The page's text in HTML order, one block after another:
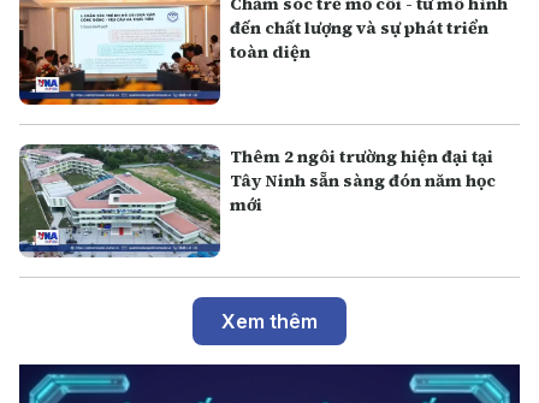
đến chất lượng và sự phát triển
toàn diện
Thêm 2 ngôi trường hiện đại tại
Tây Ninh sẵn sàng đón năm học
mới
Xem thêm